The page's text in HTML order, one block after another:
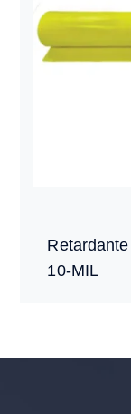
10-MIL